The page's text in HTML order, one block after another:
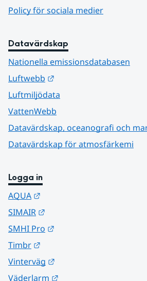
Policy för sociala medier
Datavärdskap
Nationella emissionsdatabasen
Luftwebb
Luftmiljödata
VattenWebb
Datavärdskap, oceanografi och
Datavärdskap för atmosfärkemi
Logga in
AQUA
SIMAIR
SMHI Pro
Timbr
Vinterväg
Väderlarm